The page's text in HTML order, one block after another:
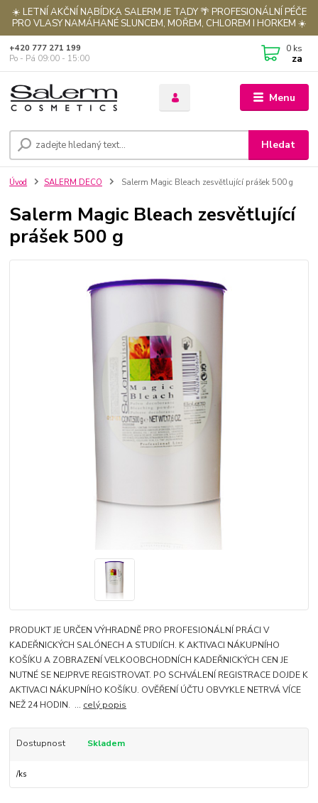
☀️ LETNÍ AKČNÍ NABÍDKA SALERM JE TADY 🌴 PROFESIONÁLNÍ PÉČE
PRO VLASY NAMÁHANÉ SLUNCEM, MOŘEM, CHLOREM I HORKEM ☀️
Menu
Hledat
+420 777 271 199
Po - Pá 09:00 - 15:00
0 ks
za
Úvod SALERM DECO Salerm Magic Bleach zesvětlující prášek 500 g
Salerm Magic Bleach zesvětlující
prášek 500 g
PRODUKT JE URČEN VÝHRADNĚ PRO PROFESIONÁLNÍ PRÁCI V
KADEŘNICKÝCH SALÓNECH A STUDIÍCH. K AKTIVACI NÁKUPNÍHO
KOŠÍKU A ZOBRAZENÍ VELKOOBCHODNÍCH KADEŘNICKÝCH CEN JE
NUTNÉ SE NEJPRVE REGISTROVAT. PO SCHVÁLENÍ REGISTRACE DOJDE K
AKTIVACI NÁKUPNÍHO KOŠÍKU. OVĚŘENÍ ÚČTU OBVYKLE NETRVÁ VÍCE
NEŽ 24 HODIN. ... celý popis
Dostupnost Skladem
/ks